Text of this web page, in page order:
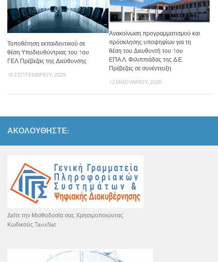
Τοποθέτηση εκπαιδευτικού σε
θέση Υποδιευθύντριας του 1ου
ΓΕΛ Πρέβεζας της Διεύθυνσης
16 ΣΕΠΤΕΜΒΡΊΟΥ, 2025
Ανακοίνωση προγραμματισμού και
πρόσκλησης υποψηφίων για τη
θέση του Διευθυντή του 1ου
ΕΠΑ.Λ. Φιλιππιάδας της Δ.Ε.
Πρέβεζας σε συνέντευξη
12 ΙΑΝΟΥΑΡΊΟΥ, 2026
ΑΚΟΛΟΥΘΉΣΤΕ:
Δείτε την Μισθοδοσία σας Χρησιμοποιώντας
Κωδικούς TaxisNet